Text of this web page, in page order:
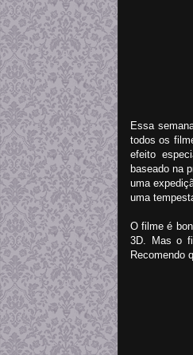
Essa
todos os
efeito
baseado na
uma
uma
O filme é
3D. Mas o
Recomendo